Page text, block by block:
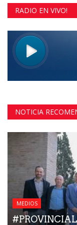
RADIO EN VIVO!
NOTICIA
MEDIOS